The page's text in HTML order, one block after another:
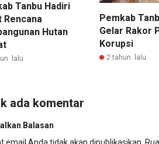
Tanbu Hadiri
Rencana
Hutan
lalu
Pemkab
Gelar Rakor
Korupsi
2 tahun lalu
ada komentar
Balasan